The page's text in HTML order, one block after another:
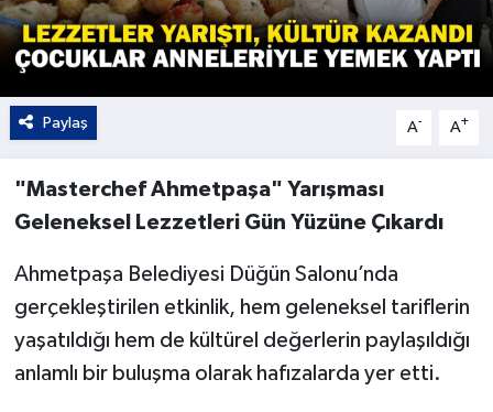
Paylaş A- A+
"Masterchef Ahmetpaşa" Yarışması
Geleneksel Lezzetleri Gün Yüzüne Çıkardı
Ahmetpaşa Belediyesi Düğün Salonu’nda
gerçekleştirilen etkinlik, hem geleneksel tariflerin
yaşatıldığı hem de kültürel değerlerin paylaşıldığı
anlamlı bir buluşma olarak hafızalarda yer etti.